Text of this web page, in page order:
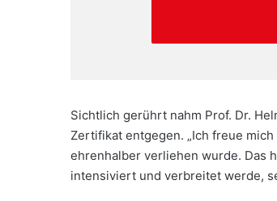
Sichtlich gerührt nahm Prof. Dr.
Zertifikat entgegen. „Ich freue
ehrenhalber verliehen wurde. Das
intensiviert und verbreitet werde,